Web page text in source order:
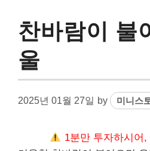
찬바람이 불
울
2025년 01월 27일 by 미니스
1분만 투자하시어